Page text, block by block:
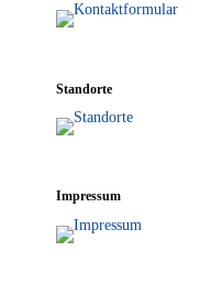
Stand­or­te
Impres­sum